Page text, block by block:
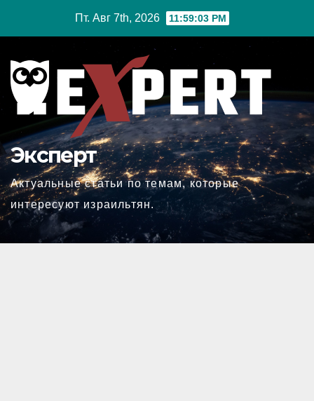
Пт. Авг 7th, 2026 11:59:04 PM
Эксперт
Актуальные статьи по темам, которые
интересуют израильтян.